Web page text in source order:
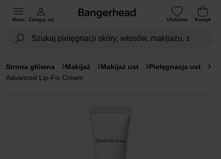
Menu Zaloguj się Ulubione Koszyk
Strona główna Makijaż Makijaż ust
Pielęgnacja ust
Advanced Lip-Fix Cream